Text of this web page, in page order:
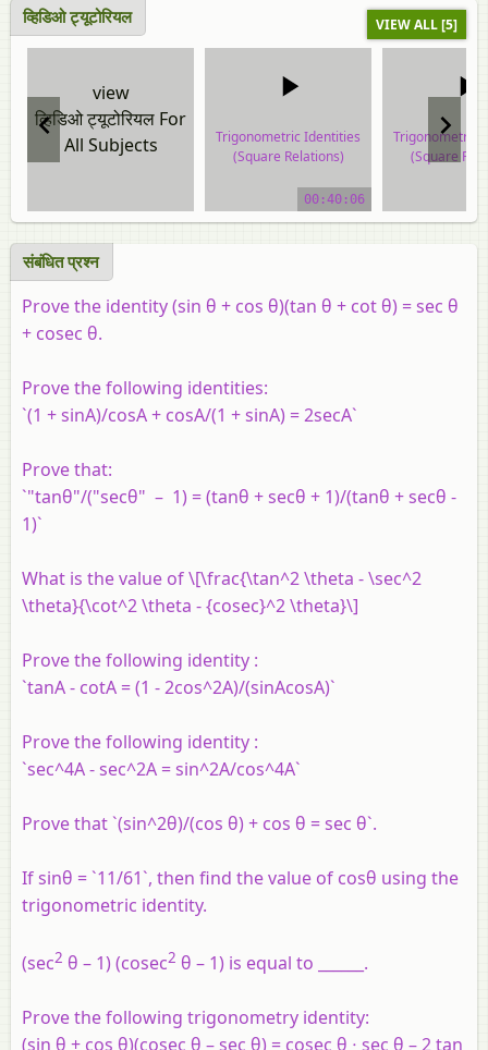
व्हिडिओ ट्यूटोरियल VIEW ALL [5]
view
व्हिडिओ ट्यूटोरियल For
All Subjects
Trigonometric Identities
(Square Relations)
video tutorial00:40:06
Trigonometric
(Square
संबंधित प्रश्‍न
Prove the identity (sin θ + cos θ)(tan θ + cot θ) = sec θ
+ cosec θ.
Prove the following identities:
`(1 + sinA)/cosA + cosA/(1 + sinA) = 2secA`
Prove that:
`"tanθ"/("secθ" – 1) = (tanθ + secθ + 1)/(tanθ + secθ -
1)`
What is the value of \[\frac{\tan^2 \theta - \sec^2
\theta}{\cot^2 \theta - {cosec}^2 \theta}\]
Prove the following identity :
`tanA - cotA = (1 - 2cos^2A)/(sinAcosA)`
Prove the following identity :
`sec^4A - sec^2A = sin^2A/cos^4A`
Prove that `(sin^2θ)/(cos θ) + cos θ = sec θ`.
If sinθ = `11/61`, then find the value of cosθ using the
trigonometric identity.
(sec2 θ – 1) (cosec2 θ – 1) is equal to ______.
Prove the following trigonometry identity:
(sin θ + cos θ)(cosec θ – sec θ) = cosec θ ⋅ sec θ – 2 tan